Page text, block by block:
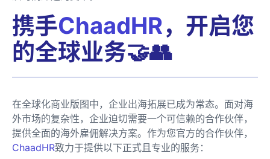
携手ChaadHR，开启您
的全球业务🤝👥
在全球化商业版图中，企业出海拓展已成为常态。面对海
外市场的复杂性，企业迫切需要一个可信赖的合作伙伴，
提供全面的海外雇佣解决方案。作为您官方的合作伙伴，
ChaadHR致力于提供以下正式且专业的服务：